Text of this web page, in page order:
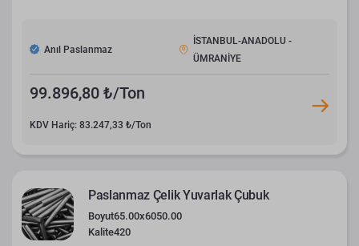
Anıl Paslanmaz
İSTANBUL-ANADOLU -
ÜMRANİYE
99.896,80 ₺/Ton
KDV Hariç: 83.247,33 ₺/Ton
Paslanmaz Çelik Yuvarlak Çubuk
Boyut65.00x6050.00
Kalite420